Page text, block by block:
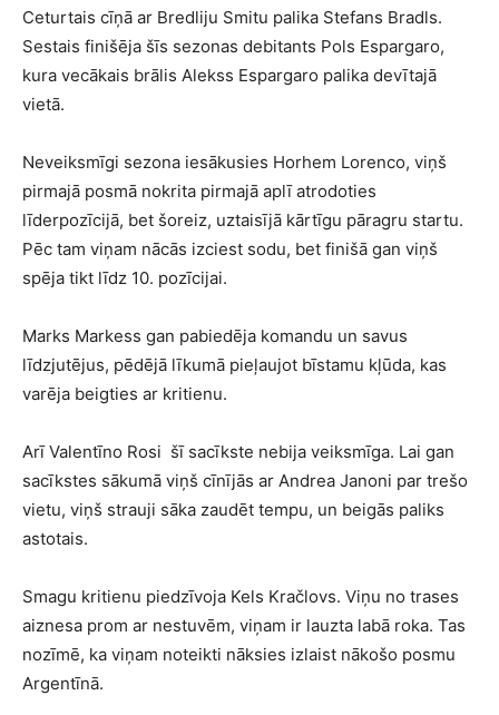
Ceturtais cīņā ar Bredliju Smitu palika Stefans Bradls.
Sestais finišēja šīs sezonas debitants Pols Espargaro,
kura vecākais brālis Alekss Espargaro palika devītajā
vietā.
Neveiksmīgi sezona iesākusies Horhem Lorenco, viņš
pirmajā posmā nokrita pirmajā aplī atrodoties
līderpozīcijā, bet šoreiz, uztaisījā kārtīgu pāragru startu.
Pēc tam viņam nācās izciest sodu, bet finišā gan viņš
spēja tikt līdz 10. pozīcijai.
Marks Markess gan pabiedēja komandu un savus
līdzjutējus, pēdējā līkumā pieļaujot bīstamu kļūda, kas
varēja beigties ar kritienu.
Arī Valentīno Rosi šī sacīkste nebija veiksmīga. Lai gan
sacīkstes sākumā viņš cīnījās ar Andrea Janoni par trešo
vietu, viņš strauji sāka zaudēt tempu, un beigās paliks
astotais.
Smagu kritienu piedzīvoja Kels Kračlovs. Viņu no trases
aiznesa prom ar nestuvēm, viņam ir lauzta labā roka. Tas
nozīmē, ka viņam noteikti nāksies izlaist nākošo posmu
Argentīnā.